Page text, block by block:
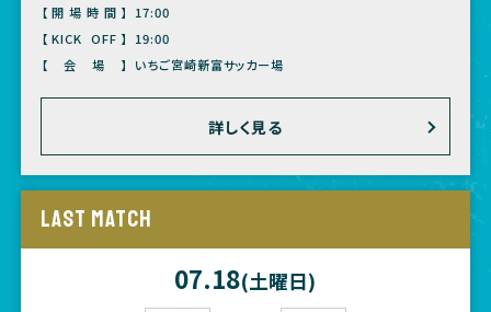
【開場時間】
17:00
【KICK OFF】
19:00
【会場】
いちご宮崎新富サッカー場
詳しく見る
LAST MATCH
07.18(土曜日)